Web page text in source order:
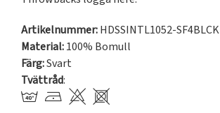
Artikelnummer:HDSSINTL1052-SF4BLCK
Material:100% Bomull
Färg:Svart
Tvättråd: